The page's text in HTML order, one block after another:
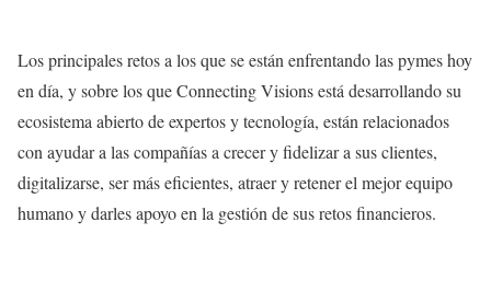
Los principales retos a los que se están enfrentando las pymes hoy
en día, y sobre los que Connecting Visions está desarrollando su
ecosistema abierto de expertos y tecnología, están relacionados
con ayudar a las compañías a crecer y fidelizar a sus clientes,
digitalizarse, ser más eficientes, atraer y retener el mejor equipo
humano y darles apoyo en la gestión de sus retos financieros.